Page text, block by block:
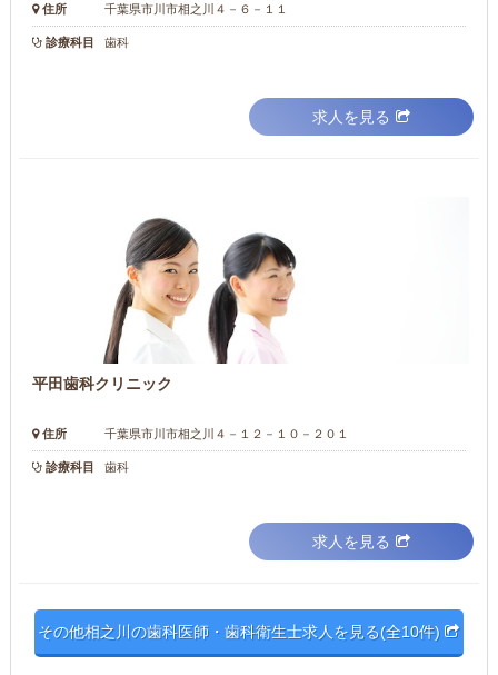
住所 千葉県市川市相之川４－６－１１
診療科目 歯科
求人を見る
平田歯科クリニック
住所 千葉県市川市相之川４－１２－１０－２０１
診療科目 歯科
求人を見る
その他相之川の歯科医師・歯科衛生士求人を見る(全10件)